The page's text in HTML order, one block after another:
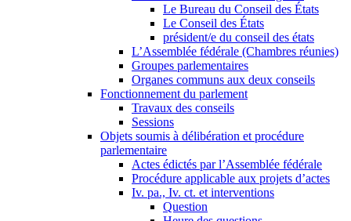
Le Bureau du Conseil des États
Le Conseil des États
président/e du conseil des états
L’Assemblée fédérale (Chambres réunies)
Groupes parlementaires
Organes communs aux deux conseils
Fonctionnement du parlement
Travaux des conseils
Sessions
Objets soumis à délibération et procédure
parlementaire
Actes édictés par l’Assemblée fédérale
Procédure applicable aux projets d’actes
Iv. pa., Iv. ct. et interventions
Question